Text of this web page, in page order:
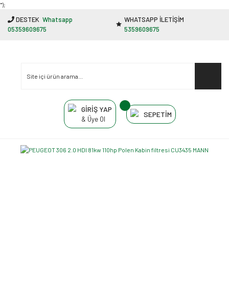
"');
DESTEK Whatsapp
05359609675
WHATSAPP İLETİŞİM
5359609675
GİRİŞ YAP
& Üye Ol
SEPETİM